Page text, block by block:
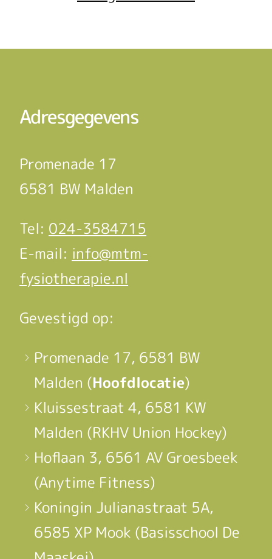
Adresgegevens
Promenade 17
6581 BW Malden
Tel: 024-3584715
E-mail: info@mtm-
fysiotherapie.nl
Gevestigd op:
Promenade 17, 6581 BW
Malden (Hoofdlocatie)
Kluissestraat 4, 6581 KW
Malden (RKHV Union Hockey)
Hoflaan 3, 6561 AV Groesbeek
(Anytime Fitness)
Koningin Julianastraat 5A,
6585 XP Mook (Basisschool De